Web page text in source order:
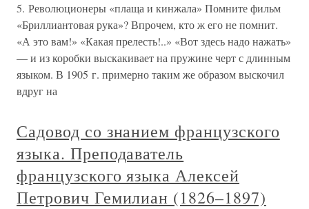
5. Революционеры «плаща и кинжала» Помните фильм
«Бриллиантовая рука»? Впрочем, кто ж его не помнит.
«А это вам!» «Какая прелесть!..» «Вот здесь надо нажать»
— и из коробки выскакивает на пружине черт с длинным
языком. В 1905 г. примерно таким же образом выскочил
вдруг на
Садовод со знанием французского
языка. Преподаватель
французского языка Алексей
Петрович Гемилиан (1826–1897)